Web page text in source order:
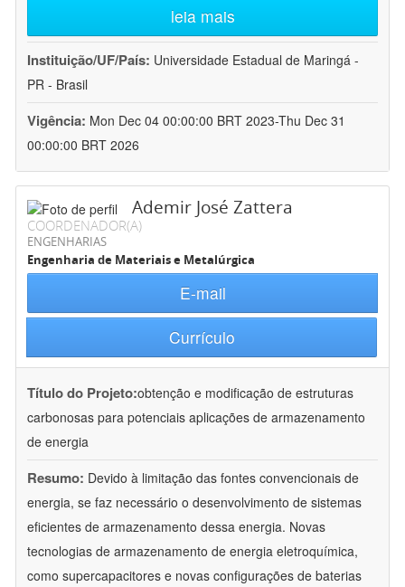
leia mais
Instituição/UF/País: Universidade Estadual de Maringá -
PR - Brasil
Vigência: Mon Dec 04 00:00:00 BRT 2023-Thu Dec 31
00:00:00 BRT 2026
Ademir José Zattera
COORDENADOR(A)
ENGENHARIAS
Engenharia de Materiais e Metalúrgica
E-mail
Currículo
Título do Projeto:obtenção e modificação de estruturas
carbonosas para potenciais aplicações de armazenamento
de energia
Resumo: Devido à limitação das fontes convencionais de
energia, se faz necessário o desenvolvimento de sistemas
eficientes de armazenamento dessa energia. Novas
tecnologias de armazenamento de energia eletroquímica,
como supercapacitores e novas configurações de baterias